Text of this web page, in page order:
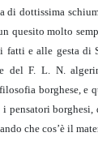
di dottissima
quesito molto
fatti e alle gesta di
del F. L. N.
borghese, e
pensatori
che cos’è il